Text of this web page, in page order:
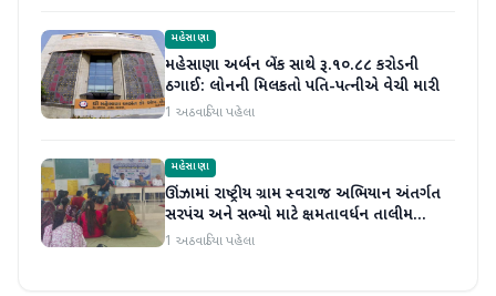
મહેસાણા
મહેસાણા અર્બન બેંક સાથે રૂ.૧૦.૮૮ કરોડની
ઠગાઈ: લોનની મિલકતો પતિ-પત્નીએ વેચી મારી
1 અઠવાડિયા પહેલા
મહેસાણા
ઊંઝામાં રાષ્ટ્રીય ગ્રામ સ્વરાજ અભિયાન અંતર્ગત
સરપંચ અને સભ્યો માટે ક્ષમતાવર્ધન તાલીમ
યોજાઈ
1 અઠવાડિયા પહેલા